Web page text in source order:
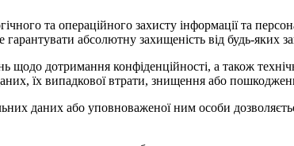
та операційного захисту інформації та
абсолютну захищеність від будь-
щодо дотримання конфіденційності, а також
їх випадкової втрати, знищення або
даних або уповноваженої ним особи